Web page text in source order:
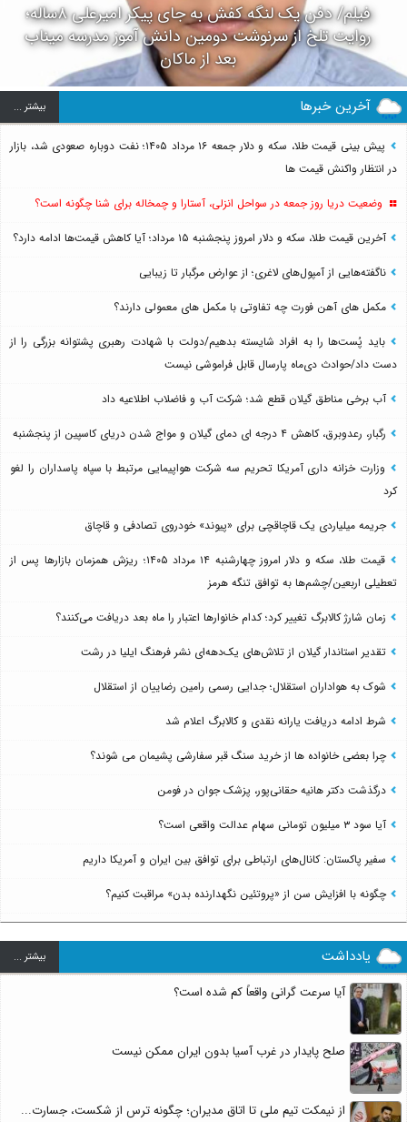
فیلم/ دفن یک لنگه کفش به جای پیکر امیرعلی ۸ساله؛
روایت تلخ از سرنوشت دومین دانش آموز مدرسه میناب
بعد از ماکان
آخرین خبرها بيشتر ...
پیش بینی قیمت طلا، سکه و دلار جمعه ۱۶ مرداد ۱۴۰۵؛ نفت دوباره صعودی شد، بازار
در انتظار واکنش قیمت ها
وضعیت دریا روز جمعه در سواحل انزلی، آستارا و چمخاله برای شنا چگونه است؟
آخرین قیمت طلا، سکه و دلار امروز پنجشنبه ۱۵ مرداد؛ آیا کاهش قیمت‌ها ادامه دارد؟
ناگفته‌هایی از آمپول‌های لاغری؛ از عوارض مرگبار تا زیبایی
مکمل های آهن فورت چه تفاوتی با مکمل های معمولی دارند؟
باید پُست‌ها را به افراد شایسته بدهیم/دولت با شهادت رهبری پشتوانه بزرگی را از
دست داد/حوادث دی‌ماه پارسال قابل فراموشی نیست
آب برخی مناطق گیلان قطع شد؛ شرکت آب و فاضلاب اطلاعیه داد
رگبار، رعدوبرق، کاهش ۴ درجه ای دمای گیلان و مواج شدن دریای کاسپین از پنجشنبه
وزارت خزانه داری آمریکا تحریم سه شرکت هواپیمایی مرتبط با سپاه پاسداران را لغو
کرد
جریمه میلیاردی یک قاچاقچی برای «پیوند» خودروی تصادفی و قاچاق
قیمت طلا، سکه و دلار امروز چهارشنبه ۱۴ مرداد ۱۴۰۵؛ ریزش همزمان بازارها پس از
تعطیلی اربعین/چشم‌ها به توافق تنگه هرمز
زمان شارژ کالابرگ تغییر کرد؛ کدام خانوارها اعتبار را ماه بعد دریافت می‌کنند؟
تقدیر استاندار گیلان از تلاش‌های یک‌دهه‌ای نشر فرهنگ ایلیا در رشت
شوک به هواداران استقلال؛ جدایی رسمی رامین رضاییان از استقلال
شرط ادامه دریافت یارانه نقدی و کالابرگ اعلام شد
چرا بعضی خانواده ها از خرید سنگ قبر سفارشی پشیمان می شوند؟
درگذشت دکتر هانیه حقانی‌پور، پزشک جوان در فومن
آیا سود ۳ میلیون تومانی سهام عدالت واقعی است؟
سفیر پاکستان: کانال‌های ارتباطی برای توافق بین ایران و آمریکا داریم
چگونه با افزایش سن از «پروتئین نگهدارنده بدن» مراقبت کنیم؟
یادداشت بيشتر ...
آیا سرعت گرانی واقعاً کم شده است؟
صلح پایدار در غرب آسیا بدون ایران ممکن نیست
از نیمکت تیم ملی تا اتاق مدیران؛ چگونه ترس از شکست، جسارت...